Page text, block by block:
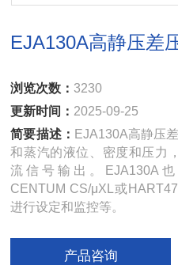
EJA130A高静压差
浏览次数：3230
更新时间： 2025-09-25
简要描述： EJA130A高静压
和蒸汽的液位、密度和压力
流信号输出。EJA130A
CENTUM CS/μXL或
进行设定和监控等。
产品咨询